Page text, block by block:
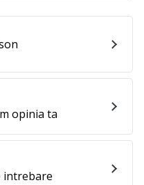
opinia ta
intrebare